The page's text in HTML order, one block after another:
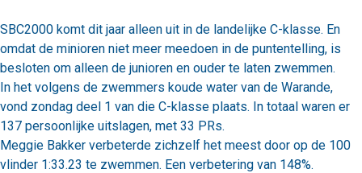
SBC2000 komt dit jaar alleen uit in de landelijke C-klasse. En
omdat de minioren niet meer meedoen in de puntentelling, is
besloten om alleen de junioren en ouder te laten zwemmen.
In het volgens de zwemmers koude water van de Warande,
vond zondag deel 1 van die C-klasse plaats. In totaal waren er
137 persoonlijke uitslagen, met 33 PRs.
Meggie Bakker verbeterde zichzelf het meest door op de 100
vlinder 1:33.23 te zwemmen. Een verbetering van 148%.